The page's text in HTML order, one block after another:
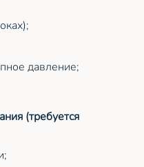
давление;
(требуется